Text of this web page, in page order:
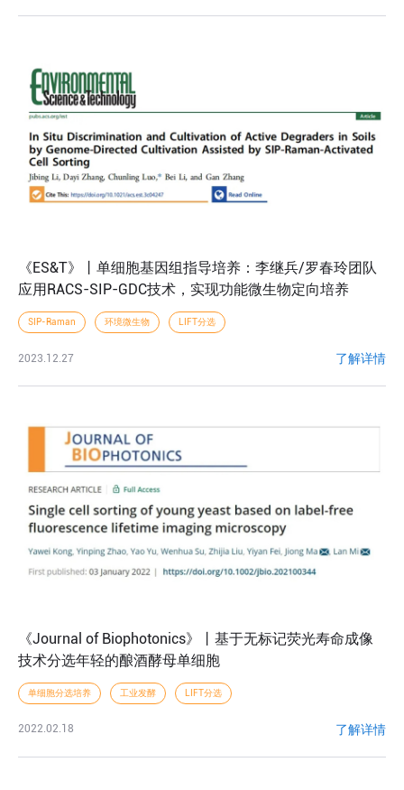
《ES&T》丨单细胞基因组指导培养：李继兵/罗春玲团队
应用RACS-SIP-GDC技术，实现功能微生物定向培养
SIP-Raman 环境微生物 LIFT分选
2023.12.27 了解详情
《Journal of Biophotonics》丨基于无标记荧光寿命成像
技术分选年轻的酿酒酵母单细胞
单细胞分选培养 工业发酵 LIFT分选
2022.02.18 了解详情